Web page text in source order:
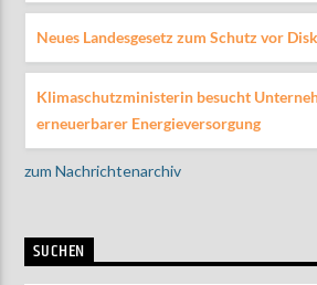
Neues Landesgesetz zum Schutz vor
Klimaschutzministerin besucht
erneuerbarer Energieversorgung
zum Nachrichtenarchiv
SUCHEN